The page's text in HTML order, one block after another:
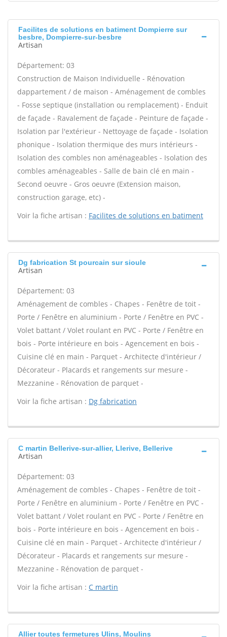
Facilites de solutions en batiment Dompierre sur
besbre, Dompierre-sur-besbre
Artisan
Département: 03
Construction de Maison Individuelle - Rénovation
dappartement / de maison - Aménagement de combles
- Fosse septique (installation ou remplacement) - Enduit
de façade - Ravalement de façade - Peinture de façade -
Isolation par l'extérieur - Nettoyage de façade - Isolation
phonique - Isolation thermique des murs intérieurs -
Isolation des combles non aménageables - Isolation des
combles aménageables - Salle de bain clé en main -
Second oeuvre - Gros oeuvre (Extension maison,
construction garage, etc) -
Voir la fiche artisan : Facilites de solutions en batiment
Dg fabrication St pourcain sur sioule
Artisan
Département: 03
Aménagement de combles - Chapes - Fenêtre de toit -
Porte / Fenêtre en aluminium - Porte / Fenêtre en PVC -
Volet battant / Volet roulant en PVC - Porte / Fenêtre en
bois - Porte intérieure en bois - Agencement en bois -
Cuisine clé en main - Parquet - Architecte d'intérieur /
Décorateur - Placards et rangements sur mesure -
Mezzanine - Rénovation de parquet -
Voir la fiche artisan : Dg fabrication
C martin Bellerive-sur-allier, Llerive, Bellerive
Artisan
Département: 03
Aménagement de combles - Chapes - Fenêtre de toit -
Porte / Fenêtre en aluminium - Porte / Fenêtre en PVC -
Volet battant / Volet roulant en PVC - Porte / Fenêtre en
bois - Porte intérieure en bois - Agencement en bois -
Cuisine clé en main - Parquet - Architecte d'intérieur /
Décorateur - Placards et rangements sur mesure -
Mezzanine - Rénovation de parquet -
Voir la fiche artisan : C martin
Allier toutes fermetures Ulins, Moulins